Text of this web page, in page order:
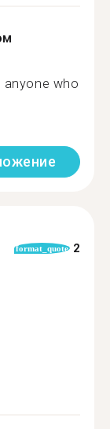
anyone who
format_quote 2